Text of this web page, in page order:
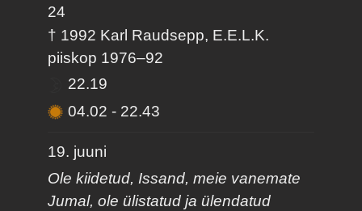
24
† 1992 Karl Raudsepp, E.E.L.K.
piiskop 1976–92
22.19
04.02- 22.43
19. juuni
Ole kiidetud, Issand, meie vanemate
Jumal, ole ülistatud ja ülendatud